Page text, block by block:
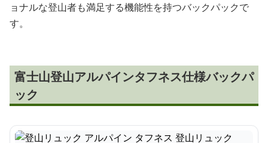
ョナルな登山者も満足する機能性を持つバックパックで
す。
富士山登山アルパインタフネス仕様バックパ
ック